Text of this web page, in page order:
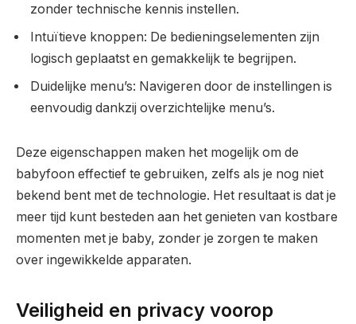
zonder technische kennis instellen.
Intuïtieve knoppen: De bedieningselementen zijn
logisch geplaatst en gemakkelijk te begrijpen.
Duidelijke menu’s: Navigeren door de instellingen is
eenvoudig dankzij overzichtelijke menu’s.
Deze eigenschappen maken het mogelijk om de
babyfoon effectief te gebruiken, zelfs als je nog niet
bekend bent met de technologie. Het resultaat is dat je
meer tijd kunt besteden aan het genieten van kostbare
momenten met je baby, zonder je zorgen te maken
over ingewikkelde apparaten.
Veiligheid en privacy voorop